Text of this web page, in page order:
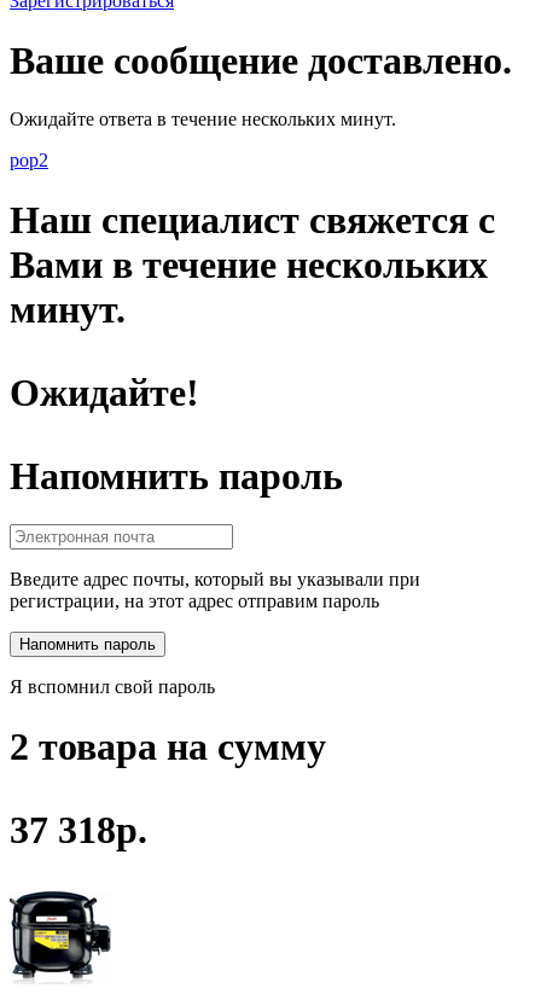
Ваше сообщение доставлено.
Ожидайте ответа в течение нескольких минут.
pop2
Наш специалист свяжется с
Вами в течение нескольких
минут.
Ожидайте!
Напомнить пароль
Введите адрес почты, который вы указывали при
регистрации, на этот адрес отправим пароль
Я вспомнил свой пароль
2 товара на сумму
37 318р.